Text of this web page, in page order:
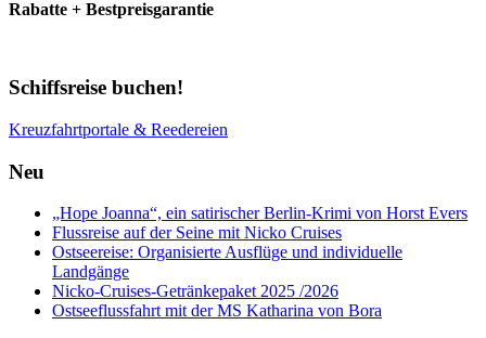
Rabatte + Bestpreisgarantie
Schiffsreise buchen!
Kreuzfahrtportale & Reedereien
Neu
„Hope Joanna“, ein satirischer Berlin-Krimi von Horst Evers
Flussreise auf der Seine mit Nicko Cruises
Ostseereise: Organisierte Ausflüge und individuelle
Landgänge
Nicko-Cruises-Getränkepaket 2025 /2026
Ostseeflussfahrt mit der MS Katharina von Bora